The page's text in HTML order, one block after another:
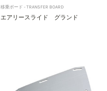
移乗ボード - TRANSFER BOARD
エアリースライド グランド